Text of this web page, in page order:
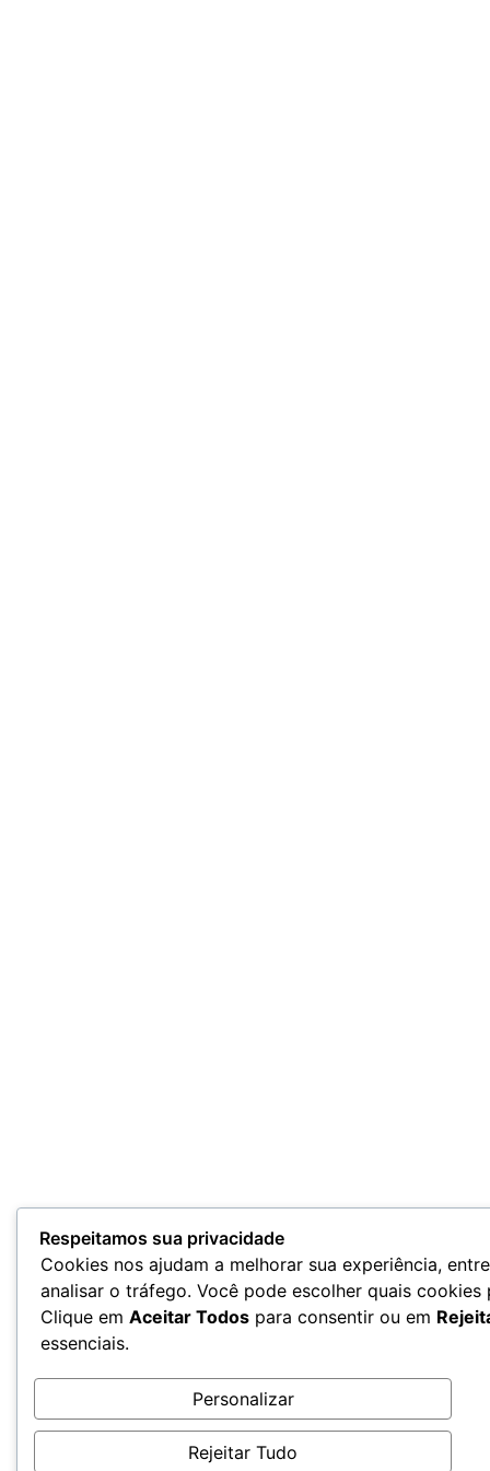
Respeitamos sua privacidade
Cookies nos ajudam a melhorar sua experiência,
analisar o tráfego. Você pode escolher quais
Clique em Aceitar Todos para consentir ou em
essenciais.
Personalizar
Rejeitar Tudo